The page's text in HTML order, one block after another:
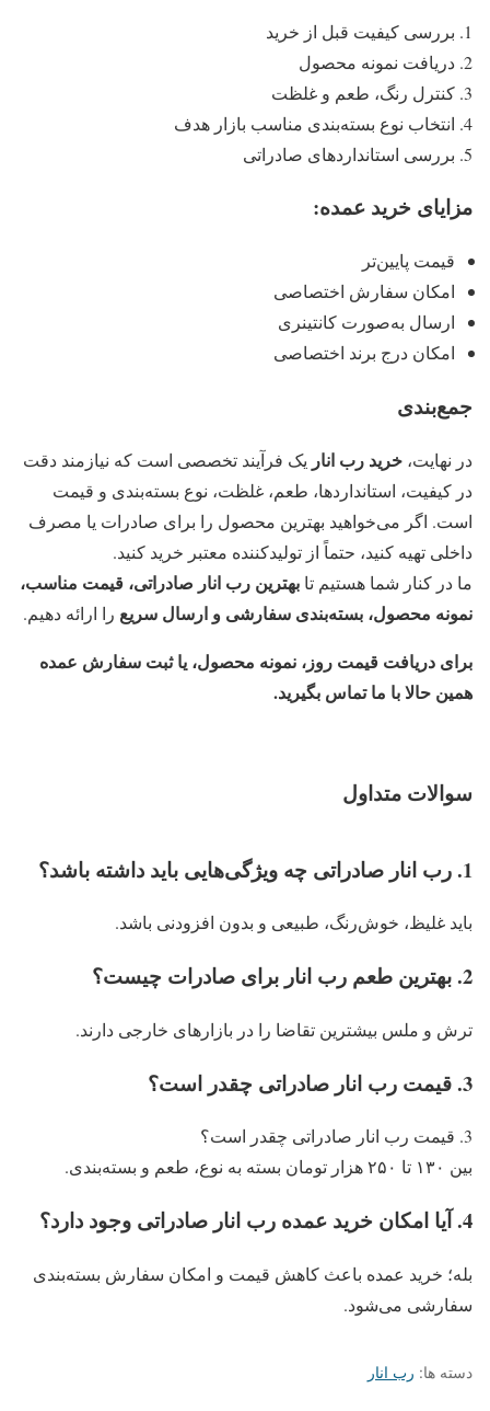
بررسی کیفیت قبل از خرید
دریافت نمونه محصول
کنترل رنگ، طعم و غلظت
انتخاب نوع بسته‌بندی مناسب بازار هدف
بررسی استانداردهای صادراتی
مزایای خرید عمده:
قیمت پایین‌تر
امکان سفارش اختصاصی
ارسال به‌صورت کانتینری
امکان درج برند اختصاصی
جمع‌بندی
در نهایت، خرید رب انار یک فرآیند تخصصی است که نیازمند دقت
در کیفیت، استانداردها، طعم، غلظت، نوع بسته‌بندی و قیمت
است. اگر می‌خواهید بهترین محصول را برای صادرات یا مصرف
داخلی تهیه کنید، حتماً از تولیدکننده معتبر خرید کنید.
ما در کنار شما هستیم تا بهترین رب انار صادراتی، قیمت مناسب،
نمونه محصول، بسته‌بندی سفارشی و ارسال سریع را ارائه دهیم.
برای دریافت قیمت روز، نمونه محصول، یا ثبت سفارش عمده
همین حالا با ما تماس بگیرید.
سوالات متداول
1. رب انار صادراتی چه ویژگی‌هایی باید داشته باشد؟
باید غلیظ، خوش‌رنگ، طبیعی و بدون افزودنی باشد.
2. بهترین طعم رب انار برای صادرات چیست؟
ترش و ملس بیشترین تقاضا را در بازارهای خارجی دارند.
3. قیمت رب انار صادراتی چقدر است؟
3. قیمت رب انار صادراتی چقدر است؟
بین ۱۳۰ تا ۲۵۰ هزار تومان بسته به نوع، طعم و بسته‌بندی.
4. آیا امکان خرید عمده رب انار صادراتی وجود دارد؟
بله؛ خرید عمده باعث کاهش قیمت و امکان سفارش بسته‌بندی
سفارشی می‌شود.
دسته ها: رب انار